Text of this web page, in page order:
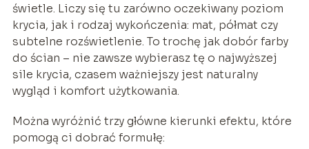
świetle. Liczy się tu zarówno oczekiwany poziom
krycia, jak i rodzaj wykończenia: mat, półmat czy
subtelne rozświetlenie. To trochę jak dobór farby
do ścian – nie zawsze wybierasz tę o najwyższej
sile krycia, czasem ważniejszy jest naturalny
wygląd i komfort użytkowania.
Można wyróżnić trzy główne kierunki efektu, które
pomogą ci dobrać formułę: